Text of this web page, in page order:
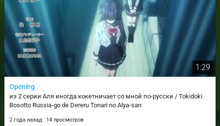
1:29
Opening
из 2 серии Аля иногда кокетничает со мной по-русски / Tokidoki
Bosotto Russia-go de Dereru Tonari no Alya-san
2 года назад 14 просмотров